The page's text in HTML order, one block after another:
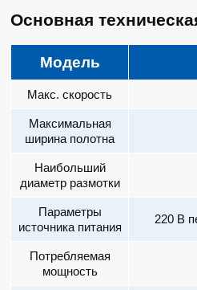
Основная
Модель
Макс. скорость
Максимальная
ширина полотна
Наибольший
диаметр размотки
Параметры
источника питания
220 В
Потребляемая
мощность